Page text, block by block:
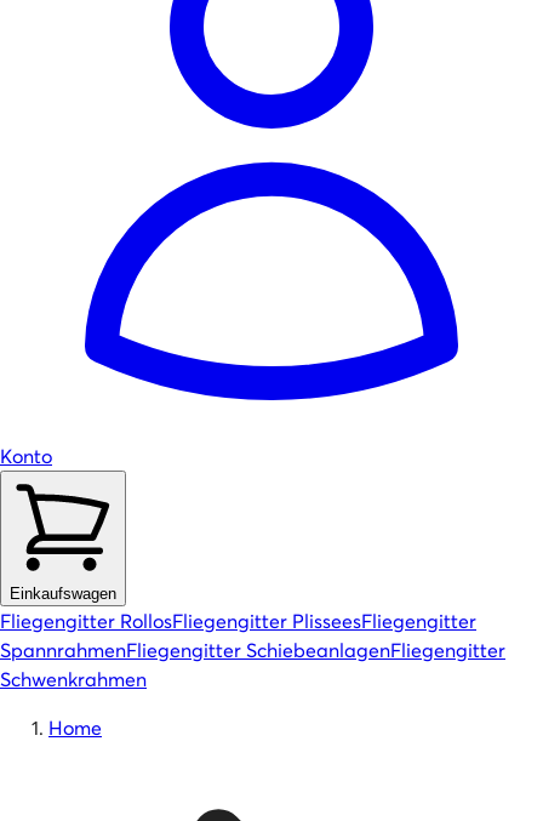
Konto
Einkaufswagen
Fliegengitter RollosFliegengitter PlisseesFliegengitter
SpannrahmenFliegengitter SchiebeanlagenFliegengitter
Schwenkrahmen
Home